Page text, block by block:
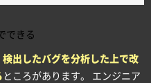
検出したバグを分析した上で改
ところがあります。 エンジニア